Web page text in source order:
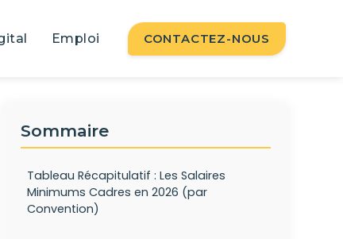
Emploi CONTACTEZ-NOUS
Sommaire
Tableau Récapitulatif : Les Salaires
Minimums Cadres en 2026 (par
Convention)